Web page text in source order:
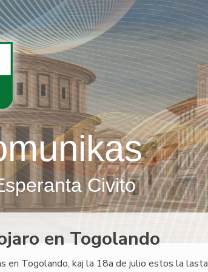
Civito
en Togolando
en Togolando, kaj la 18a de julio estos la lasta